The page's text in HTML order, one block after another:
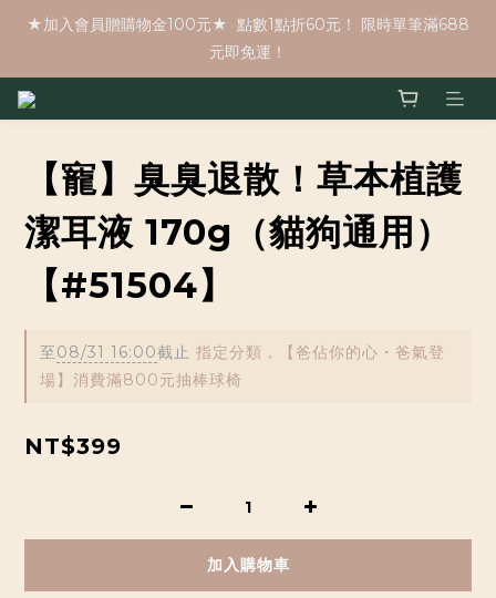
★加入會員贈購物金100元★  點數1點折60元！ 限時單筆滿688
元即免運！
【寵】臭臭退散！草本植護
潔耳液 170g（貓狗通用）
【#51504】
至08/31 16:00截止 指定分類，【爸佔你的心・爸氣登
場】消費滿800元抽棒球椅
NT$399
加入購物車